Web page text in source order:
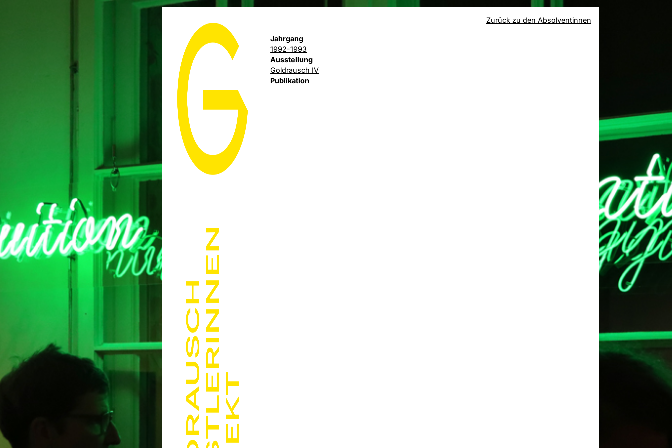
Zurück zu den Absolventinnen
Jahrgang
1992-1993
Ausstellung
Goldrausch IV
Publikation